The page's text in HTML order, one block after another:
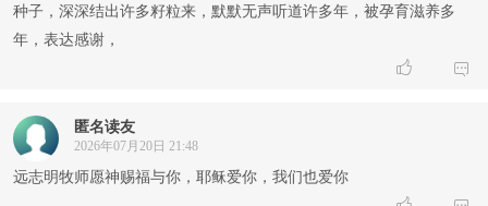
种子，深深结出许多籽粒来，默默无声听道许多年，被孕育滋养多
年，表达感谢，
 
匿名读友
2026年07月20日 21:48
远志明牧师愿神赐福与你，耶稣爱你，我们也爱你